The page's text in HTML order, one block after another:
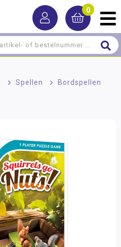
0
> Spellen > Bordspellen